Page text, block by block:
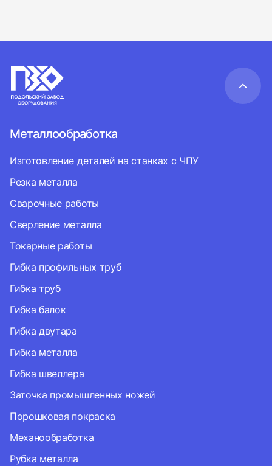
Металлообработка
Изготовление деталей на станках с ЧПУ
Резка металла
Сварочные работы
Сверление металла
Токарные работы
Гибка профильных труб
Гибка труб
Гибка балок
Гибка двутара
Гибка металла
Гибка швеллера
Заточка промышленных ножей
Порошковая покраска
Механообработка
Рубка металла